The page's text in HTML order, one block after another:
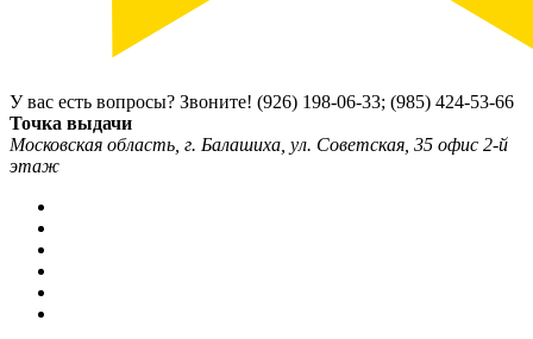
У вас есть вопросы? Звоните! (926) 198-06-33; (985) 424-53-66
Точка выдачи
Московская область, г. Балашиха, ул. Советская, 35 офис 2-й
этаж